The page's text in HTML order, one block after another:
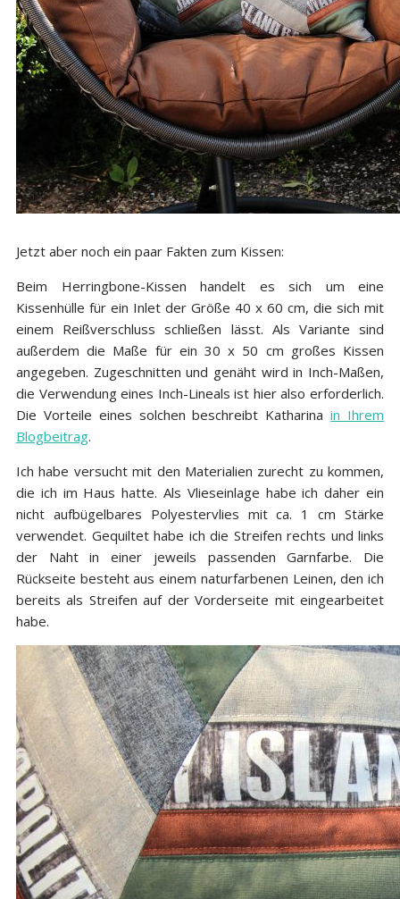
Jetzt aber noch ein paar Fakten zum Kissen:
Beim Herringbone-Kissen handelt es sich um eine
Kissenhülle für ein Inlet der Größe 40 x 60 cm, die sich mit
einem Reißverschluss schließen lässt. Als Variante sind
außerdem die Maße für ein 30 x 50 cm großes Kissen
angegeben. Zugeschnitten und genäht wird in Inch-Maßen,
die Verwendung eines Inch-Lineals ist hier also erforderlich.
Die Vorteile eines solchen beschreibt Katharinain Ihrem
Blogbeitrag.
Ich habe versucht mit den Materialien zurecht zu kommen,
die ich im Haus hatte. Als Vlieseinlage habe ich daher ein
nicht aufbügelbares Polyestervlies mit ca. 1 cm Stärke
verwendet. Gequiltet habe ich die Streifen rechts und links
der Naht in einer jeweils passenden Garnfarbe. Die
Rückseite besteht aus einem naturfarbenen Leinen, den ich
bereits als Streifen auf der Vorderseite mit eingearbeitet
habe.